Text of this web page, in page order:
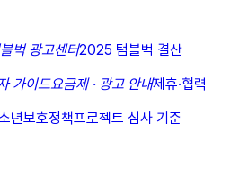
벅 광고센터2025 텀블벅 결산
가이드요금제 · 광고 안내제휴·협력
년보호정책프로젝트 심사 기준